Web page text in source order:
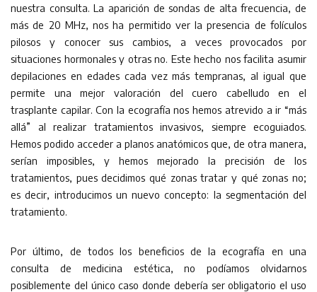
nuestra consulta. La aparición de sondas de alta frecuencia, de
más de 20 MHz, nos ha permitido ver la presencia de folículos
pilosos y conocer sus cambios, a veces provocados por
situaciones hormonales y otras no. Este hecho nos facilita asumir
depilaciones en edades cada vez más tempranas, al igual que
permite una mejor valoración del cuero cabelludo en el
trasplante capilar. Con la ecografía nos hemos atrevido a ir “más
allá” al realizar tratamientos invasivos, siempre ecoguiados.
Hemos podido acceder a planos anatómicos que, de otra manera,
serían imposibles, y hemos mejorado la precisión de los
tratamientos, pues decidimos qué zonas tratar y qué zonas no;
es decir, introducimos un nuevo concepto: la segmentación del
tratamiento.
Por último, de todos los beneficios de la ecografía en una
consulta de medicina estética, no podíamos olvidarnos
posiblemente del único caso donde debería ser obligatorio el uso